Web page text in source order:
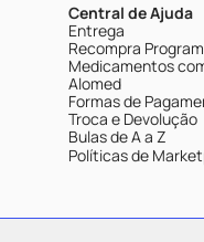
Central de Ajuda
Entrega
Recompra
Medicamentos
Alomed
Formas de
Troca e Devolução
Bulas de A a Z
Políticas de